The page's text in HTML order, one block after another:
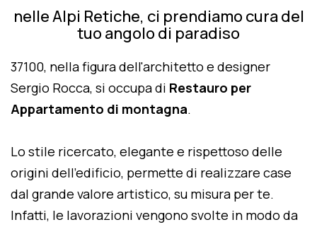
nelle Alpi Retiche, ci prendiamo cura del
tuo angolo di paradiso
37100, nella figura dell'architetto e designer
Sergio Rocca, si occupa di Restauro per
Appartamento di montagna.
Lo stile ricercato, elegante e rispettoso delle
origini dell'edificio, permette di realizzare case
dal grande valore artistico, su misura per te.
Infatti, le lavorazioni vengono svolte in modo da